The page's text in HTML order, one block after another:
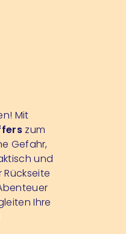
Mit
zum
Gefahr,
und
Ihre